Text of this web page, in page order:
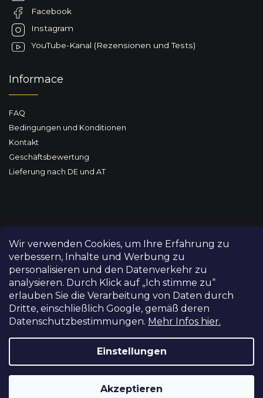
Wir verwenden Cookies, um Ihre Erfahrung zu
verbessern, Inhalte und Werbung zu
personalisieren und den Datenverkehr zu
analysieren. Durch Klick auf „Ich stimme zu“
erlauben Sie die Verarbeitung von Daten durch
Dritte, einschließlich Google, gemäß deren
Datenschutzbestimmungen. Mehr Infos hier.
Einstellungen
Akzeptieren
Facebook
Instagram
YouTube-Kanal (Rezensionen und Tests)
Informace
FAQ
Bedingungen und Konditionen
Kontakt
Geschäftsbewertung
Lieferung nach DE und AT
Erstellt von Shoptet
Copyright 2026FILM-TECHNIKA. Alle Rechte vorbehalten.
Cookie-Einstellungen ändern